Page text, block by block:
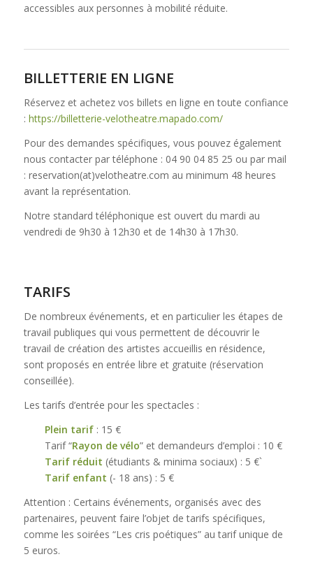
accessibles aux personnes à mobilité réduite.
BILLETTERIE EN LIGNE
Réservez et achetez vos billets en ligne en toute confiance
: https://billetterie-velotheatre.mapado.com/
Pour des demandes spécifiques, vous pouvez également
nous contacter par téléphone : 04 90 04 85 25 ou par mail
: reservation(at)velotheatre.com au minimum 48 heures
avant la représentation.
Notre standard téléphonique est ouvert du mardi au
vendredi de 9h30 à 12h30 et de 14h30 à 17h30.
TARIFS
De nombreux événements, et en particulier les étapes de
travail publiques qui vous permettent de découvrir le
travail de création des artistes accueillis en résidence,
sont proposés en entrée libre et gratuite (réservation
conseillée).
Les tarifs d’entrée pour les spectacles :
Plein tarif: 15 €
Tarif “Rayon de vélo” et demandeurs d’emploi : 10 €
Tarif réduit (étudiants & minima sociaux) : 5 €`
Tarif enfant (- 18 ans) : 5 €
Attention : Certains événements, organisés avec des
partenaires, peuvent faire l’objet de tarifs spécifiques,
comme les soirées “Les cris poétiques” au tarif unique de
5 euros.